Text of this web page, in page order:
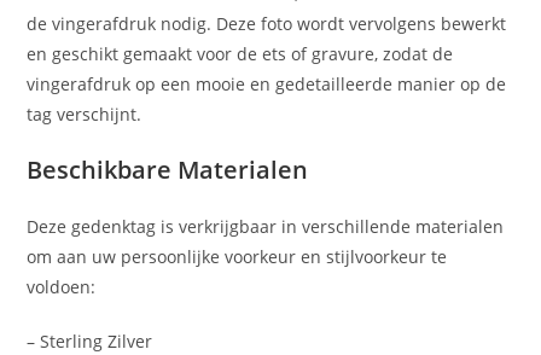
de vingerafdruk nodig. Deze foto wordt vervolgens bewerkt
en geschikt gemaakt voor de ets of gravure, zodat de
vingerafdruk op een mooie en gedetailleerde manier op de
tag verschijnt.
Beschikbare Materialen
Deze gedenktag is verkrijgbaar in verschillende materialen
om aan uw persoonlijke voorkeur en stijlvoorkeur te
voldoen:
– Sterling Zilver